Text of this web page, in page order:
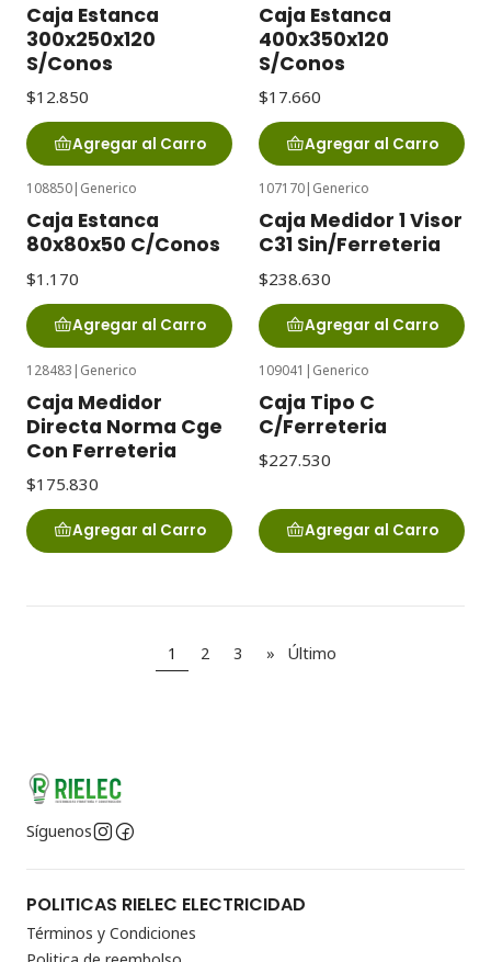
Caja Estanca
300x250x120
S/Conos
$12.850
Agregar al Carro
Caja Estanca
400x350x120
S/Conos
$17.660
Agregar al Carro
108850| Generico
Caja Estanca
80x80x50 C/Conos
$1.170
Agregar al Carro
107170| Generico
Caja Medidor 1 Visor
C31 Sin/Ferreteria
$238.630
Agregar al Carro
128483 | Generico
Caja Medidor
Directa Norma Cge
Con Ferreteria
$175.830
Agregar al Carro
109041 | Generico
Caja Tipo C
C/Ferreteria
$227.530
Agregar al Carro
1 2 3 » Último
Síguenos
POLITICAS RIELEC ELECTRICIDAD
Términos y Condiciones